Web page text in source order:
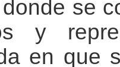
donde se
y
en que